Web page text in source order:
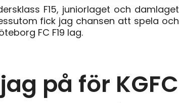
F15, juniorlaget och damlaget
fick jag chansen att spela och
FC F19 lag.
på för KGFC